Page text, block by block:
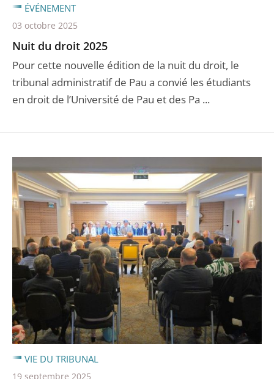
Nuit du droit 2025
Pour cette nouvelle édition de la nuit du droit, le
tribunal administratif de Pau a convié les étudiants
en droit de l’Université de Pau et des Pa ...
ÉVÉNEMENT
03 octobre 2025
VIE DU TRIBUNAL
19 septembre 2025